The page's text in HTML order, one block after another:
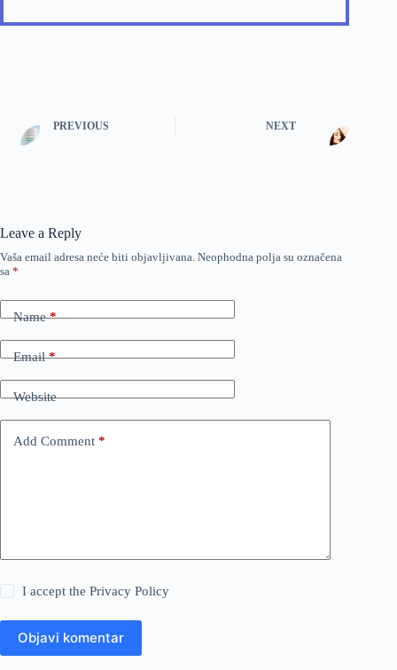
PREVIOUS NEXT
Leave a Reply
Vaša email adresa neće biti objavljivana. Neophodna polja su označena
sa *
Name*
Email*
Website
Add Comment *
I accept thePrivacy Policy
Objavi komentar